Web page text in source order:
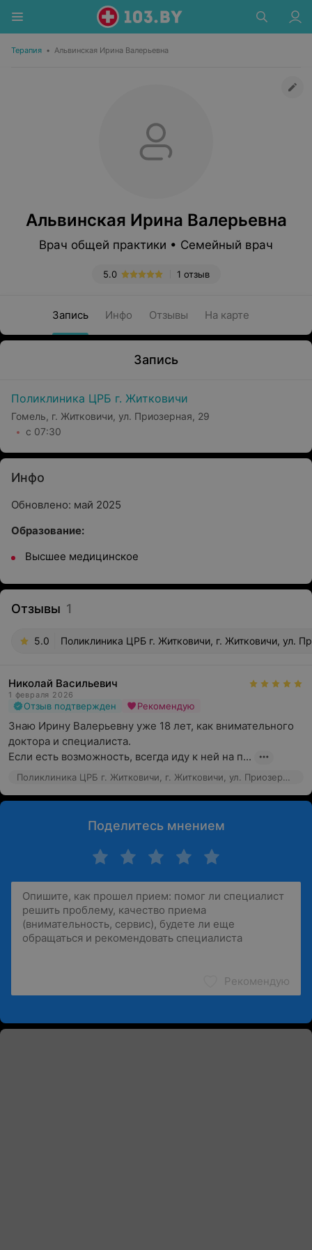
Терапия • Альвинская Ирина Валерьевна
Альвинская Ирина Валерьевна
Врач общей практики • Семейный врач
1 отзыв
5.0
Запись Инфо Отзывы На карте
Запись
Поликлиника ЦРБ г. Житковичи
Гомель, г. Житковичи, ул. Приозерная, 29
с 07:30
Инфо
Обновлено: май 2025
Образование:
Высшее медицинское
Отзывы 1
5.0 Поликлиника ЦРБ г. Житковичи, г. Житковичи, ул.
Николай Васильевич
1 февраля 2026
Отзыв подтвержден Рекомендую
Знаю Ирину Валерьевну уже 18 лет, как внимательного
доктора и специалиста.
Если есть возможность, всегда иду к ней на п...
Поликлиника ЦРБ г. Житковичи, г. Житковичи, ул. Приозерная, 29
Поделитесь мнением
Рекомендую